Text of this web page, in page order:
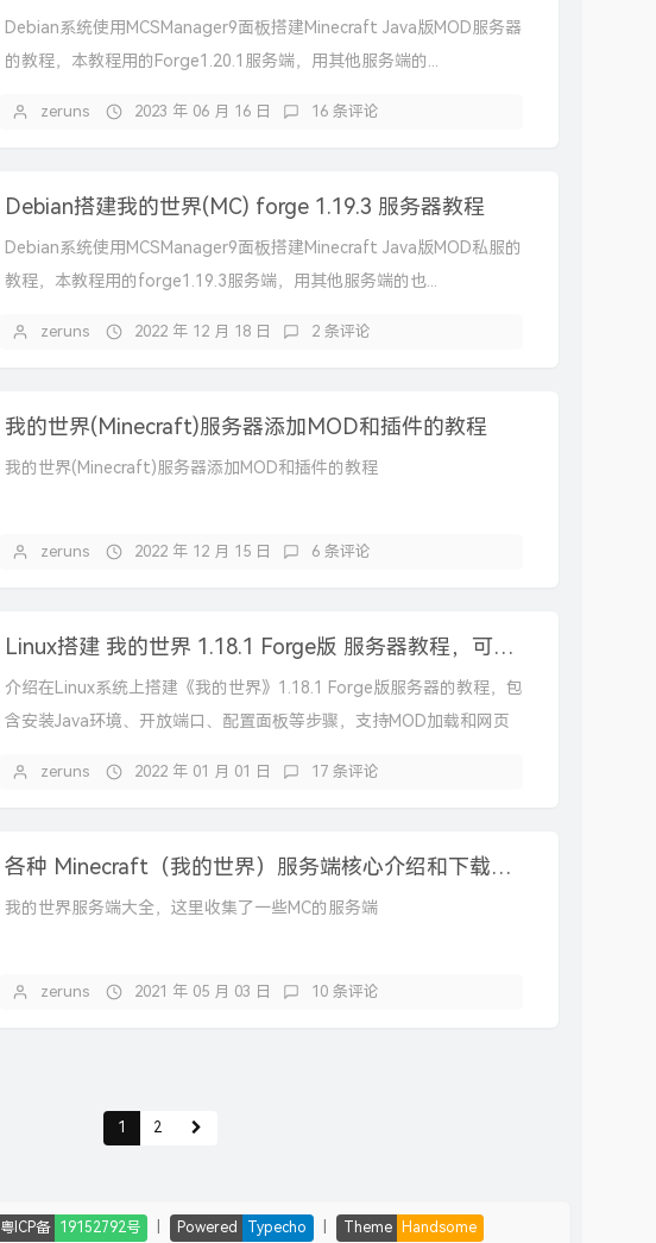
Debian系统使用MCSManager9面板搭建Minecraft Java版MOD服务器
的教程，本教程用的Forge1.20.1服务端，用其他服务端的...
zeruns 2023 年 06 月 16 日 16 条评论
Debian搭建我的世界(MC) forge 1.19.3 服务器教程
Debian系统使用MCSManager9面板搭建Minecraft Java版MOD私服的
教程，本教程用的forge1.19.3服务端，用其他服务端的也...
zeruns 2022 年 12 月 18 日 2 条评论
我的世界(Minecraft)服务器添加MOD和插件的教程
我的世界(Minecraft)服务器添加MOD和插件的教程
zeruns 2022 年 12 月 15 日 6 条评论
Linux搭建 我的世界 1.18.1 Forge版 服务器教程，可装MOD，带面板
介绍在Linux系统上搭建《我的世界》1.18.1 Forge版服务器的教程，包
含安装Java环境、开放端口、配置面板等步骤，支持MOD加载和网页
zeruns 2022 年 01 月 01 日 17 条评论
各种 Minecraft（我的世界）服务端核心介绍和下载地址
我的世界服务端大全，这里收集了一些MC的服务端
zeruns 2021 年 05 月 03 日 10 条评论
1 2
粤ICP备 19152792号 Powered Typecho Theme Handsome